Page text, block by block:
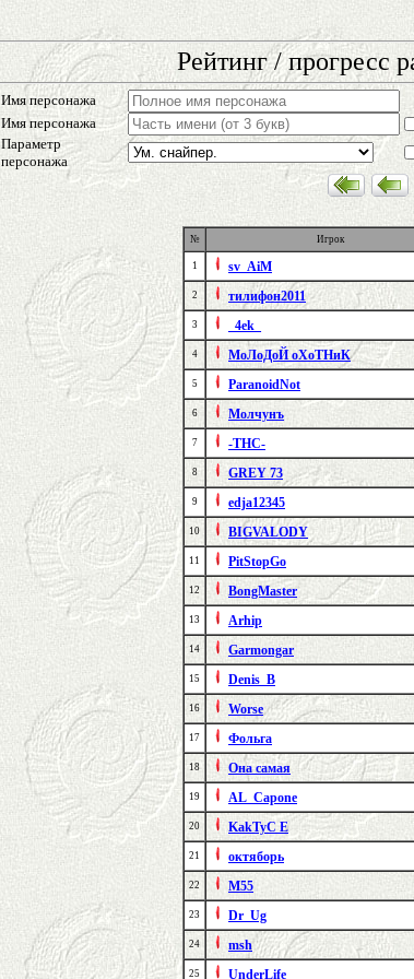
Рейтинг / прогресс
Имя персонажа
Имя персонажа
Параметр
персонажа
№ Игрок
1
sv_AiM
2 тилифон2011
3 _4ek_
4 МоЛоДоЙ оХоТНиК
5 ParanoidNot
6 Молчунъ
7 -THC-
8 GREY 73
9 edja12345
10 BIGVALODY
11 PitStopGo
12 BongMaster
13 Arhip
14 Garmongar
15 Denis_B
16 Worse
17 Фольга
18 Она самая
19 AL_Capone
20 KakTyC E
21 октяборь
22 M55
23 Dr_Ug
24 msh
25 UnderLife